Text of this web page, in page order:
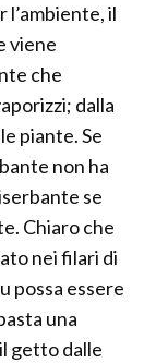
il
viene
che
dalla
piante. Se
non ha
se
Chiaro che
nei filari di
possa essere
una
getto dalle